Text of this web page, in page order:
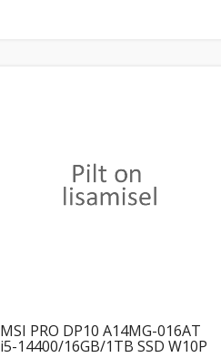
MSI PRO DP10 A14MG-016AT
i5-14400/16GB/1TB SSD W10P